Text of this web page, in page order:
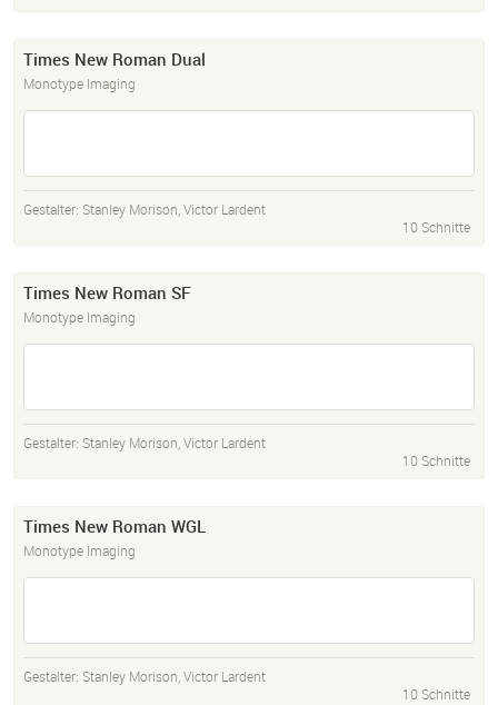
Times New Roman Dual
Monotype Imaging
Gestalter: Stanley Morison,Victor Lardent
10 Schnitte
Times New Roman SF
Monotype Imaging
Gestalter: Stanley Morison,Victor Lardent
10 Schnitte
Times New Roman WGL
Monotype Imaging
Gestalter: Stanley Morison,Victor Lardent
10 Schnitte